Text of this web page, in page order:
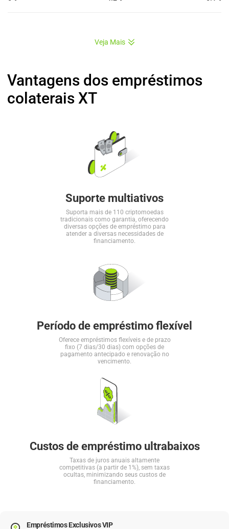
Veja Mais
Vantagens dos empréstimos
colaterais XT
Suporte multiativos
Suporta mais de 110 criptomoedas
tradicionais como garantia, oferecendo
diversas opções de empréstimo para
atender a diversas necessidades de
financiamento.
Período de empréstimo flexível
Oferece empréstimos flexíveis e de prazo
fixo (7 dias/30 dias) com opções de
pagamento antecipado e renovação no
vencimento.
Custos de empréstimo ultrabaixos
Taxas de juros anuais altamente
competitivas (a partir de 1%), sem taxas
ocultas, minimizando seus custos de
financiamento.
Empréstimos Exclusivos VIP